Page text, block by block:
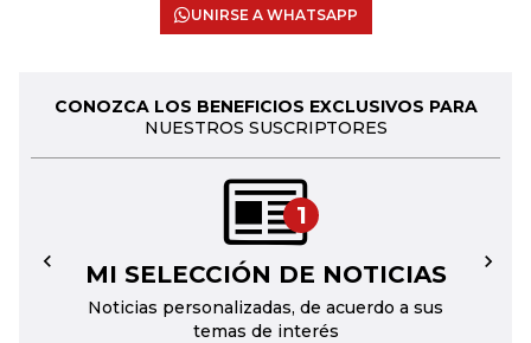
UNIRSE A WHATSAPP
CONOZCA LOS BENEFICIOS EXCLUSIVOS PARA
NUESTROS SUSCRIPTORES
1
MI SELECCIÓN DE NOTICIAS
Noticias personalizadas, de acuerdo a sus
temas de interés
← →